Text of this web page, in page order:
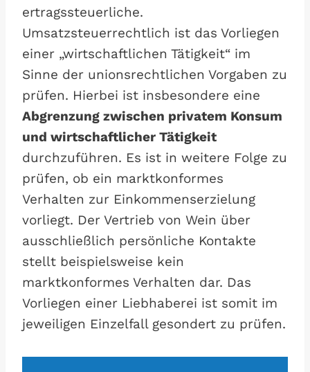
ertragssteuerliche.
Umsatzsteuerrechtlich ist das Vorliegen
einer „wirtschaftlichen Tätigkeit“ im
Sinne der unionsrechtlichen Vorgaben zu
prüfen. Hierbei ist insbesondere eine
Abgrenzung zwischen privatem Konsum
und wirtschaftlicher Tätigkeit
durchzuführen. Es ist in weitere Folge zu
prüfen, ob ein marktkonformes
Verhalten zur Einkommenserzielung
vorliegt. Der Vertrieb von Wein über
ausschließlich persönliche Kontakte
stellt beispielsweise kein
marktkonformes Verhalten dar. Das
Vorliegen einer Liebhaberei ist somit im
jeweiligen Einzelfall gesondert zu prüfen.